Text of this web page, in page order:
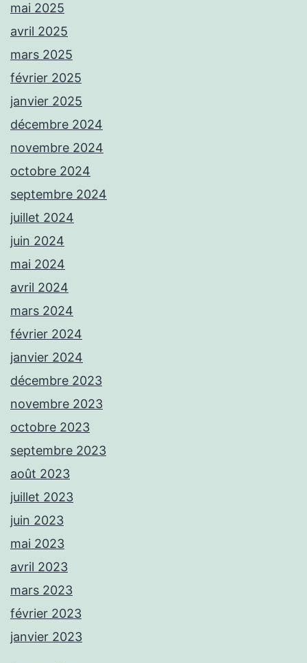
mai 2025
avril 2025
mars 2025
février 2025
janvier 2025
décembre 2024
novembre 2024
octobre 2024
septembre 2024
juillet 2024
juin 2024
mai 2024
avril 2024
mars 2024
février 2024
janvier 2024
décembre 2023
novembre 2023
octobre 2023
septembre 2023
août 2023
juillet 2023
juin 2023
mai 2023
avril 2023
mars 2023
février 2023
janvier 2023